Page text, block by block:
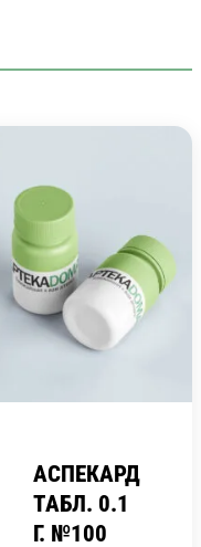
АСПЕКАРД
ТАБЛ. 0.1
Г. №100